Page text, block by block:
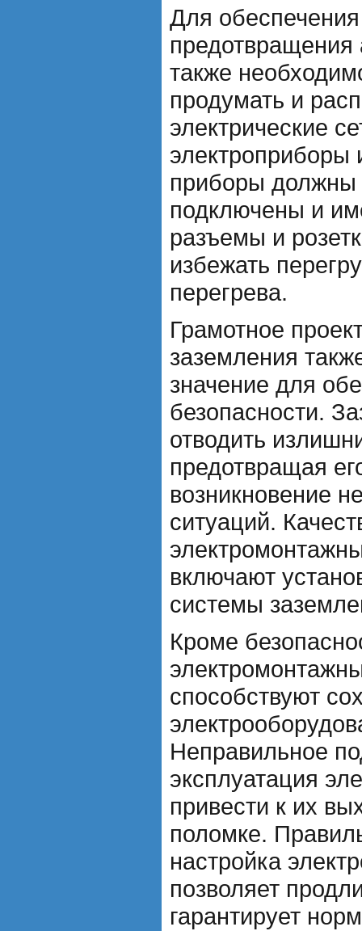
Для
предотвращения
также
продумать и
электрические
электроприборы
приборы должны
подключены и
разъемы и
избежать
перегрева.
Грамотное
заземления
значение для
безопасности.
отводить
предотвращая
возникновение
ситуаций.
включают
системы
Кроме
способствуют
Неправильное
эксплуатация
привести к их
поломке.
настройка
позволяет
гарантирует